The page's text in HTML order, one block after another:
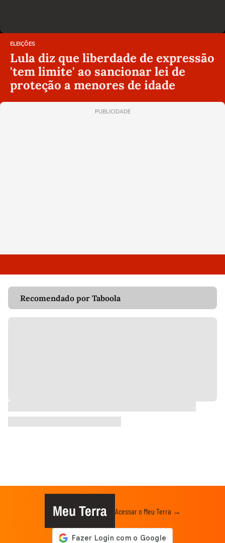
ELEIÇÕES
Lula diz que liberdade de expressão
'tem limite' ao sancionar lei de
proteção a menores de idade
PUBLICIDADE
Recomendado por Taboola
Meu Terra Acessar o Meu Terra →